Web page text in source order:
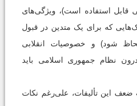
قابل استفاده است)، ویژگی‌های
که برای یک متدین در قبول
شود) و خصوصیات انقلابی
نظام جمهوری اسلامی باید
ضعف این تألیفات، علی‌رغم نکات